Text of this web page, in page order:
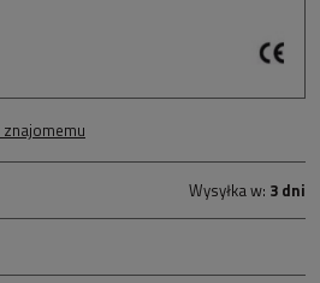
znajomemu
Wysyłka w: 3 dni